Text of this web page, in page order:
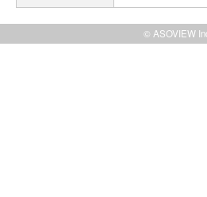
© ASOVIEW